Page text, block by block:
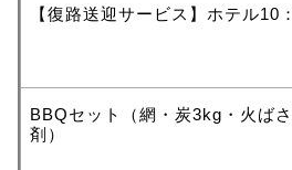
【復路送迎サービス】ホテル
BBQセット（網・炭3kg・火ば
剤）